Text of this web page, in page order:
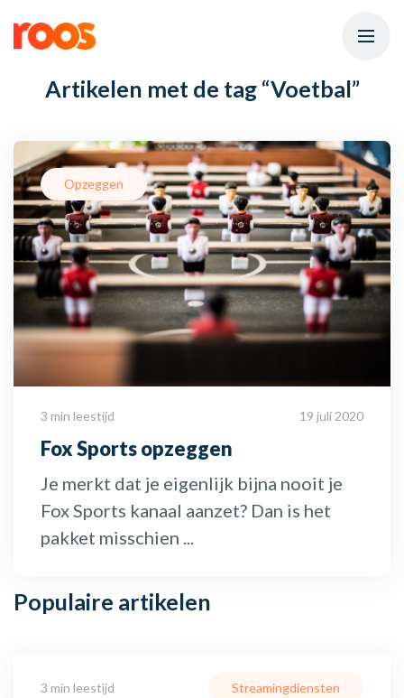
Artikelen met de tag “Voetbal”
Opzeggen
3 min leestijd 19 juli 2020
Fox Sports opzeggen
Je merkt dat je eigenlijk bijna nooit je
Fox Sports kanaal aanzet? Dan is het
pakket misschien ...
Populaire artikelen
3 min leestijd Streamingdiensten